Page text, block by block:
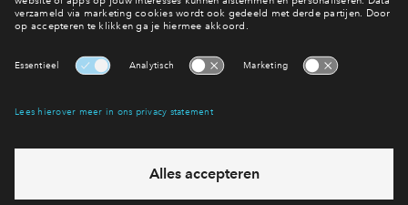
Interesse? Meld je dan snel aan
eventuele projecten
Ja, ik wil mij aanmelden